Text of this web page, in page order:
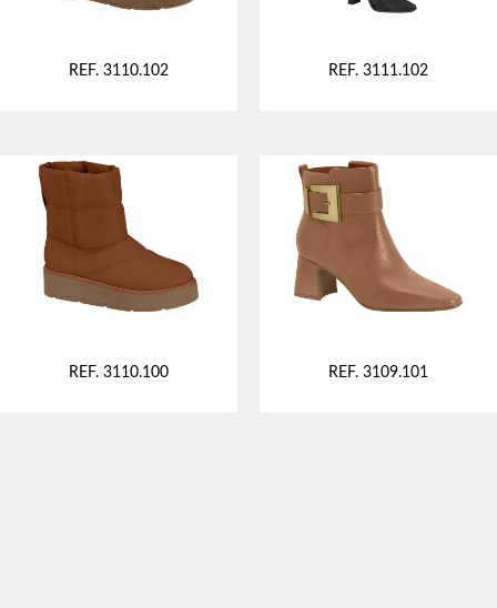
REF. 3110.102 REF. 3111.102
REF. 3110.100 REF. 3109.101